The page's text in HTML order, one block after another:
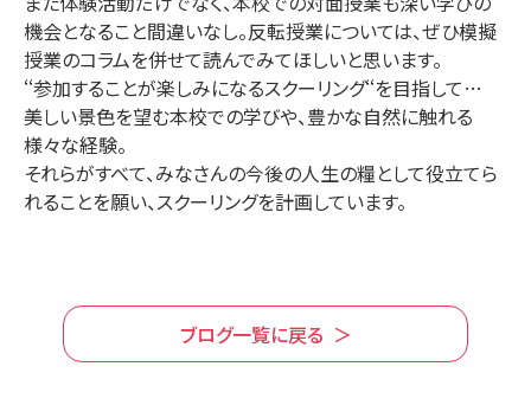
機会となること間違いなし。反転授業については、ぜひ模擬
授業のコラムを併せて読んでみてほしいと思います。
‘‘参加することが楽しみになるスクーリング‘‘を目指して…
美しい景色を望む本校での学びや、豊かな自然に触れる
様々な経験。
それらがすべて、みなさんの今後の人生の糧として役立てら
れることを願い、スクーリングを計画しています。
ブログ一覧に戻る